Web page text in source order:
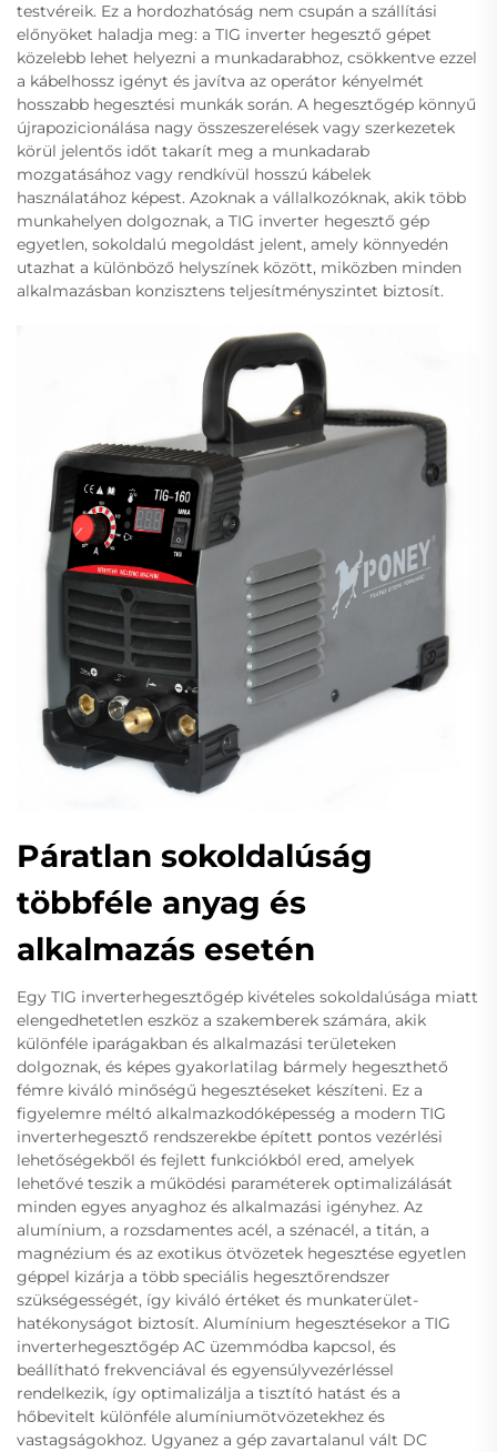
testvéreik. Ez a hordozhatóság nem csupán a szállítási
előnyöket haladja meg: a TIG inverter hegesztő gépet
közelebb lehet helyezni a munkadarabhoz, csökkentve ezzel
a kábelhossz igényt és javítva az operátor kényelmét
hosszabb hegesztési munkák során. A hegesztőgép könnyű
újrapozicionálása nagy összeszerelések vagy szerkezetek
körül jelentős időt takarít meg a munkadarab
mozgatásához vagy rendkívül hosszú kábelek
használatához képest. Azoknak a vállalkozóknak, akik több
munkahelyen dolgoznak, a TIG inverter hegesztő gép
egyetlen, sokoldalú megoldást jelent, amely könnyedén
utazhat a különböző helyszínek között, miközben minden
alkalmazásban konzisztens teljesítményszintet biztosít.
Páratlan sokoldalúság
többféle anyag és
alkalmazás esetén
Egy TIG inverterhegesztőgép kivételes sokoldalúsága miatt
elengedhetetlen eszköz a szakemberek számára, akik
különféle iparágakban és alkalmazási területeken
dolgoznak, és képes gyakorlatilag bármely hegeszthető
fémre kiváló minőségű hegesztéseket készíteni. Ez a
figyelemre méltó alkalmazkodóképesség a modern TIG
inverterhegesztő rendszerekbe épített pontos vezérlési
lehetőségekből és fejlett funkciókból ered, amelyek
lehetővé teszik a működési paraméterek optimalizálását
minden egyes anyaghoz és alkalmazási igényhez. Az
alumínium, a rozsdamentes acél, a szénacél, a titán, a
magnézium és az exotikus ötvözetek hegesztése egyetlen
géppel kizárja a több speciális hegesztőrendszer
szükségességét, így kiváló értéket és munkaterület-
hatékonyságot biztosít. Alumínium hegesztésekor a TIG
inverterhegesztőgép AC üzemmódba kapcsol, és
beállítható frekvenciával és egyensúlyvezérléssel
rendelkezik, így optimalizálja a tisztító hatást és a
hőbevitelt különféle alumíniumötvözetekhez és
vastagságokhoz. Ugyanez a gép zavartalanul vált DC